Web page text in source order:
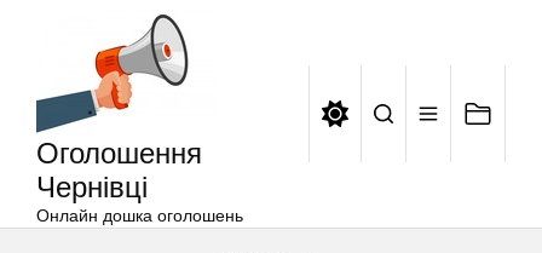
Оголошення
Чернівці
Онлайн дошка оголошень